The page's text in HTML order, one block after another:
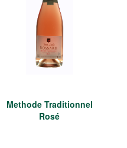
Methode Traditionnel
Rosé